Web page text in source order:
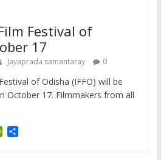
Festival of
17
Jayaprada samantaray 0
of Odisha (IFFO) will be
October 17. Filmmakers from all
P
S